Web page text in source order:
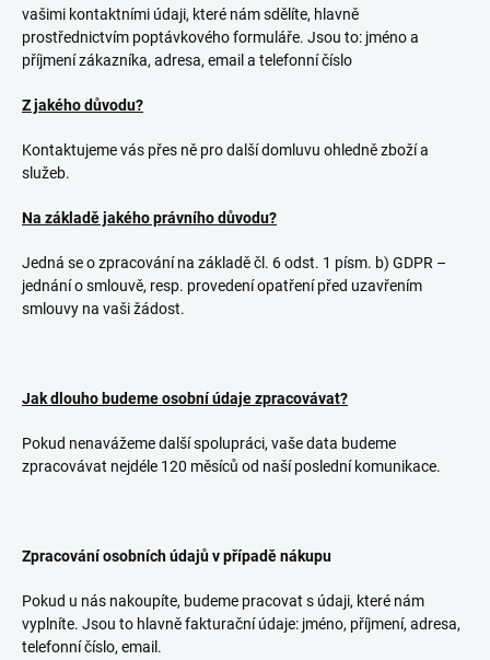
vašimi kontaktními údaji, které nám sdělíte, hlavně
prostřednictvím poptávkového formuláře. Jsou to: jméno a
příjmení zákazníka, adresa, email a telefonní číslo
Z jakého důvodu?
Kontaktujeme vás přes ně pro další domluvu ohledně zboží a
služeb.
Na základě jakého právního důvodu?
Jedná se o zpracování na základě čl. 6 odst. 1 písm. b) GDPR –
jednání o smlouvě, resp. provedení opatření před uzavřením
smlouvy na vaši žádost.
Jak dlouho budeme osobní údaje zpracovávat?
Pokud nenavážeme další spolupráci, vaše data budeme
zpracovávat nejdéle 120 měsíců od naší poslední komunikace.
Zpracování osobních údajů v případě nákupu
Pokud u nás nakoupíte, budeme pracovat s údaji, které nám
vyplníte. Jsou to hlavně fakturační údaje: jméno, příjmení, adresa,
telefonní číslo, email.